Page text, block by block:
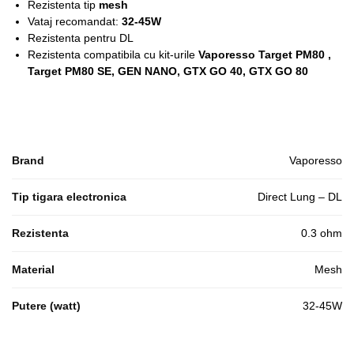
Rezistenta tip mesh
Vataj recomandat: 32-45W
Rezistenta pentru DL
Rezistenta compatibila cu kit-urile Vaporesso Target PM80 ,
Target PM80 SE, GEN NANO, GTX GO 40, GTX GO 80
Brand Vaporesso
Tip tigara electronica Direct Lung – DL
Rezistenta 0.3 ohm
Material Mesh
Putere (watt) 32-45W